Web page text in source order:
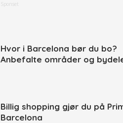
Sponset
Hvor i Barcelona bør du bo?
Anbefalte områder og
Billig shopping gjør du på
Barcelona